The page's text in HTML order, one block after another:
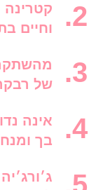
קטרינה
וחיים
של
אינה
בך